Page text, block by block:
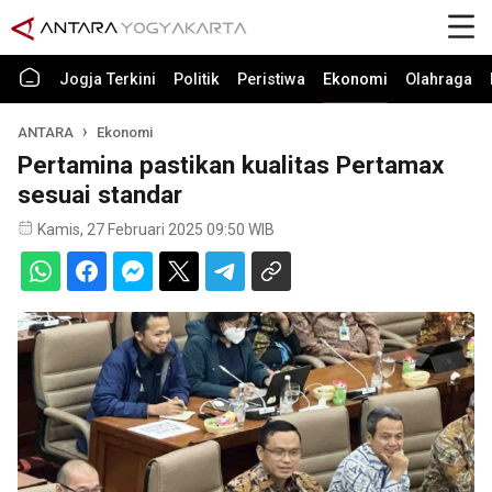
Jogja Terkini Politik Peristiwa Ekonomi Olahraga
ANTARA Ekonomi
Pertamina pastikan kualitas Pertamax
sesuai standar
Kamis, 27 Februari 2025 09:50 WIB